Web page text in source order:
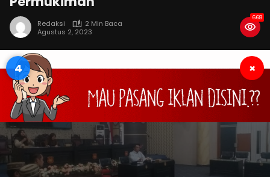
Redaksi
2 Min Baca
Agustus 2, 2023
668
3 ×